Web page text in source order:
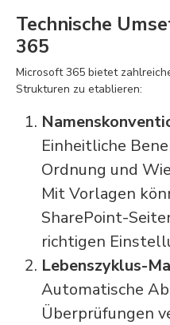
Technische
365
Microsoft 365 bietet
Strukturen zu etablieren:
Einheitliche
Ordnung und
Mit Vorlagen
SharePoint-
richtigen
Lebenszyklus-
Automatische
Überprüfungen